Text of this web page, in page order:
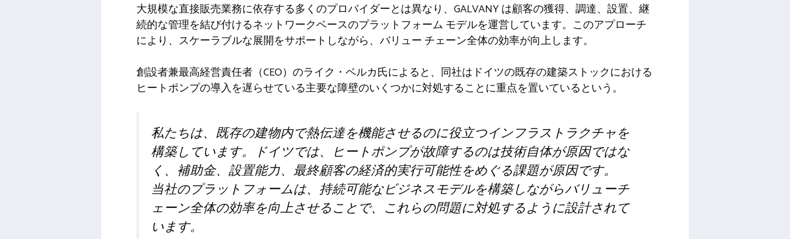
大規模な直接販売業務に依存する多くのプロバイダーとは異なり、GALVANY は顧客の獲得、調達、設置、継
続的な管理を結び付けるネットワークベースのプラットフォーム モデルを運営しています。このアプローチ
により、スケーラブルな展開をサポートしながら、バリュー チェーン全体の効率が向上します。
創設者兼最高経営責任者（CEO）のライク・ベルカ氏によると、同社はドイツの既存の建築ストックにおける
ヒートポンプの導入を遅らせている主要な障壁のいくつかに対処することに重点を置いているという。
私たちは、既存の建物内で熱伝達を機能させるのに役立つインフラストラクチャを
構築しています。ドイツでは、ヒートポンプが故障するのは技術自体が原因ではな
く、補助金、設置能力、最終顧客の経済的実行可能性をめぐる課題が原因です。
当社のプラットフォームは、持続可能なビジネスモデルを構築しながらバリューチ
ェーン全体の効率を向上させることで、これらの問題に対処するように設計されて
います。